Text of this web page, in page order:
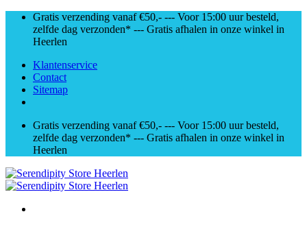
Skip
content
Gratis verzending vanaf €50,- --- Voor 15:00 uur besteld,
zelfde dag verzonden* --- Gratis afhalen in onze winkel in
Heerlen
Klantenservice
Contact
Sitemap
Gratis verzending vanaf €50,- --- Voor 15:00 uur besteld,
zelfde dag verzonden* --- Gratis afhalen in onze winkel in
Heerlen